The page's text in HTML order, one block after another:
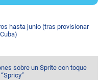
hasta junio (tras provisionar
sobre un Sprite con toque